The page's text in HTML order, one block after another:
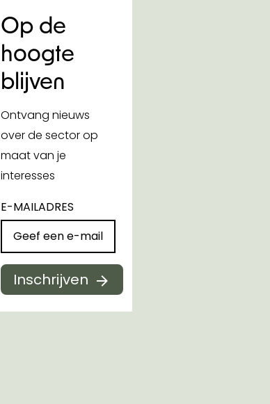
Op de
hoogte
blijven
Ontvang nieuws
over de sector op
maat van je
interesses
E-MAILADRES
Inschrijven